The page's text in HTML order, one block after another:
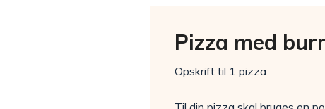
Pizza med
Opskrift til 1 pizza